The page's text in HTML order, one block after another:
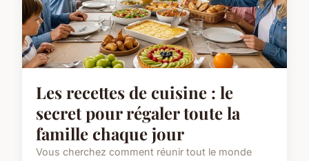
Les recettes de cuisine : le
secret pour régaler toute la
famille chaque jour
Vous cherchez comment réunir tout le monde